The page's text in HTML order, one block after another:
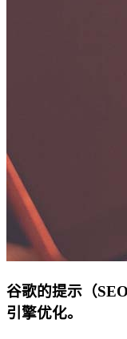
谷歌的提示（
引擎优化。